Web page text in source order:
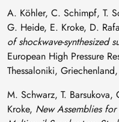
A. Köhler, C. Schimpf, T.
G. Heide, E. Kroke, D.
of shockwave-synthesized
European High Pressure
Thessaloniki, Griechenland,
M. Schwarz, T.
Kroke, New Assemblies for